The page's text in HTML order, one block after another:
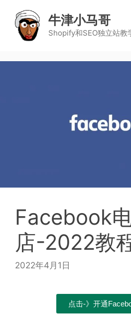
牛津小马哥
Shopify和SEO独立站教
Facebook
店-2022教
2022年4月1日
点击-》开通